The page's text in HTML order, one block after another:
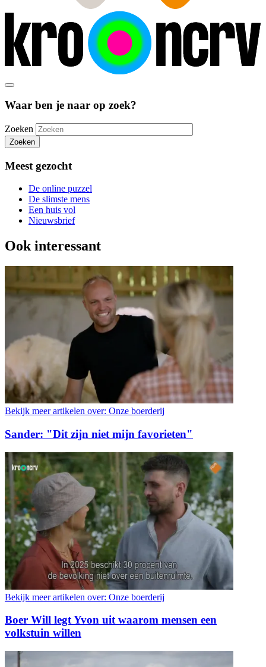
Waar ben je naar op zoek?
Zoeken
Zoeken
Meest gezocht
De online puzzel
De slimste mens
Een huis vol
Nieuwsbrief
Ook interessant
Bekijk meer artikelen over: Onze boerderij
Sander: "Dit zijn niet mijn favorieten"
Bekijk meer artikelen over: Onze boerderij
Boer Will legt Yvon uit waarom mensen een
volkstuin willen